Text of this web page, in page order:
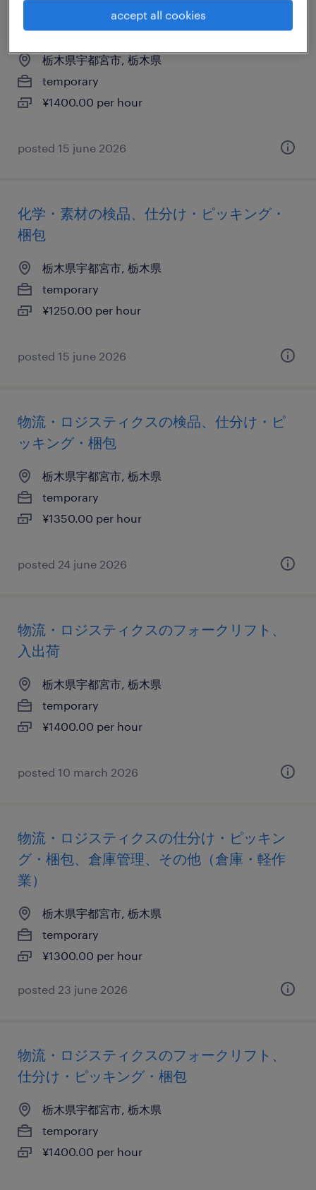
物流・ロジスティクスの仕分け・ピッキン
グ・梱包、倉庫管理、入出荷
栃木県宇都宮市, 栃木県
temporary
¥1400.00 per hour
posted 15 june 2026
化学・素材の検品、仕分け・ピッキング・
梱包
栃木県宇都宮市, 栃木県
temporary
¥1250.00 per hour
posted 15 june 2026
物流・ロジスティクスの検品、仕分け・ピ
ッキング・梱包
栃木県宇都宮市, 栃木県
temporary
¥1350.00 per hour
posted 24 june 2026
物流・ロジスティクスのフォークリフト、
入出荷
栃木県宇都宮市, 栃木県
temporary
¥1400.00 per hour
posted 10 march 2026
物流・ロジスティクスの仕分け・ピッキン
グ・梱包、倉庫管理、その他（倉庫・軽作
業）
栃木県宇都宮市, 栃木県
temporary
¥1300.00 per hour
posted 23 june 2026
物流・ロジスティクスのフォークリフト、
仕分け・ピッキング・梱包
栃木県宇都宮市, 栃木県
temporary
¥1400.00 per hour
accept all cookies